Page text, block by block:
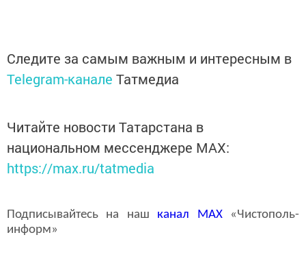
Следите за самым важным и интересным в
Telegram-канале Татмедиа
Читайте новости Татарстана в
национальном мессенджере MАХ:
https://max.ru/tatmedia
Подписывайтесь на наш канал MAX«Чистополь-
информ»